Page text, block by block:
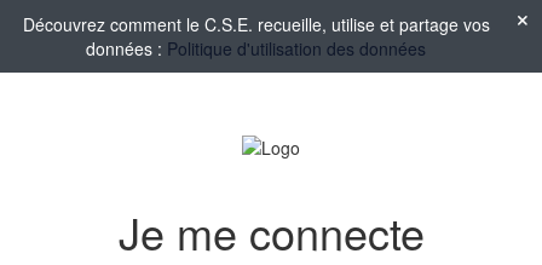
Découvrez comment le C.S.E. recueille, utilise et partage vos
données : Politique d'utilisation des données
Je me connecte